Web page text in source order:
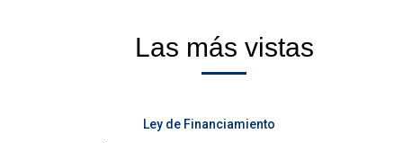
Las más vistas
Ley de Financiamiento